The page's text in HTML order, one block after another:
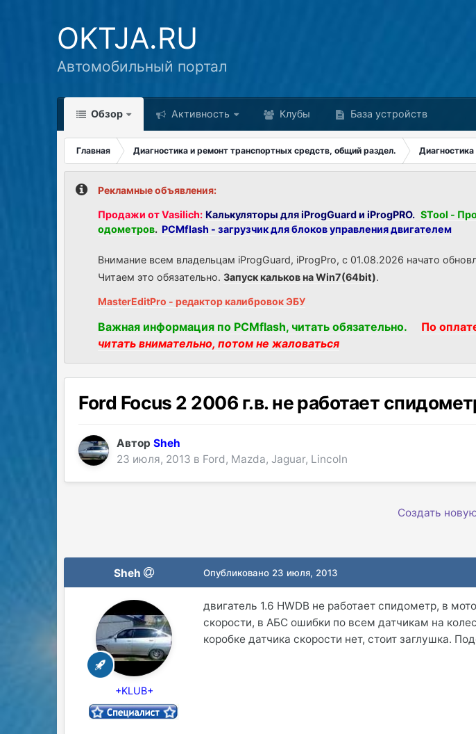
OKTJA.RU
Автомобильный портал
Обзор Активность Клубы База устройств
Главная Диагностика и ремонт транспортных средств, общий раздел. Диагностика
Рекламные объявления:
Продажи от Vasilich: Калькуляторы для iProgGuard и iProgPRO. STool -
одометров. PCMflash - загрузчик для блоков управления двигателем
Внимание всем владельцам iProgGuard, iProgPro, с 01.08.2026 начато
Читаем это обязательно.Запуск кальков на Win7(64bit).
MasterEditPro - редактор калибровок ЭБУ
Важная информация по PCMflash, читать обязательно. По
читать внимательно, потом не жаловаться
Ford Focus 2 2006 г.в. не работает
АвторSheh
23 июля, 2013 в Ford, Mazda, Jaguar, Lincoln
Создать
Sheh
+KLUB+
Опубликовано 23 июля, 2013
двигатель 1.6 HWDB не работает спидометр, в
скорости, в АБС ошибки по всем датчикам на
коробке датчика скорости нет, стоит заглушка.